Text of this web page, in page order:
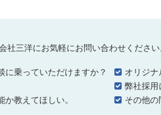
社三洋にお気軽にお問い合わせください
に乗っていただけますか？
教えてほしい。
オリジナ
弊社採用
その他